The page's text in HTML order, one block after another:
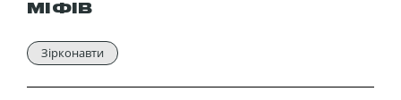
МІФІВ
Зірконавти